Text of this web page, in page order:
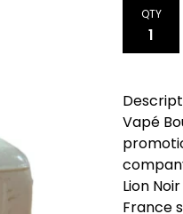
QTY
Vapé
Lion
France